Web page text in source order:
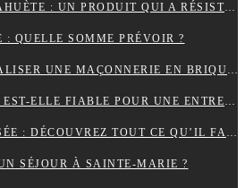
LE BEURRE DE CACAHUÈTE : UN PRODUIT QUI A RÉSISTÉ À TOUTES LES GÉNÉRATIONS
: QUELLE SOMME PRÉVOIR ?
CONSEILS POUR RÉALISER UNE MAÇONNERIE EN BRIQUES OU EN PARPAINGS
L’ÉNERGIE SOLAIRE EST-ELLE FIABLE POUR UNE ENTREPRISE ?
TOITURE VÉGÉTALISÉE : DÉCOUVREZ TOUT CE QU’IL FAUT RETENIR À CE SUJET
SÉJOUR À SAINTE-MARIE ?